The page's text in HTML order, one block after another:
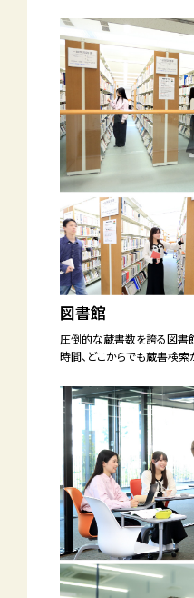
図書館
圧倒的な蔵書数を誇る図書
時間、 どこからでも蔵書検索